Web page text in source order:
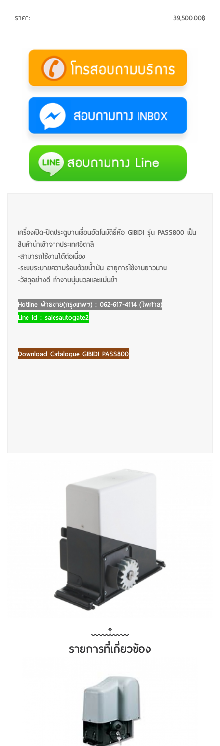
ราคา: 39,500.00฿
เครื่องเปิด-ปิดประตูบานเลื่อนอัตโนมัติยี่ห้อ GIBIDI รุ่น PASS800 เป็น
สินค้านำเข้าจากประเทศอิตาลี
-สามารถใช้งานได้ต่อเนื่อง
-ระบบระบายความร้อนด้วยน้ำมัน อายุการใช้งานยาวนาน
-วัสดุอย่างดี ทำงานนุ่มนวลและแม่นยำ
Hotline ฝ่ายขาย(กรุงเทพฯ) : 062-617-4114 (ไพศาล)
Line id : salesautogate2
Download Catalogue GIBIDI PASS800
รายการที่เกี่ยวข้อง
รายละเอียด -